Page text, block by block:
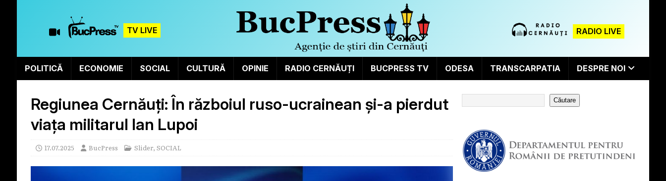
TV LIVE RADIO LIVE
POLITICĂ ECONOMIE SOCIAL CULTURĂ OPINIE RADIO CERNĂUȚI BUCPRESS TV ODESA TRANSCARPATIA DESPRE NOI
Regiunea Cernăuți: În războiul ruso-ucrainean și-a pierdut
viața militarul Ian Lupoi
17.07.2025 BucPress Slider, SOCIAL
Căutare